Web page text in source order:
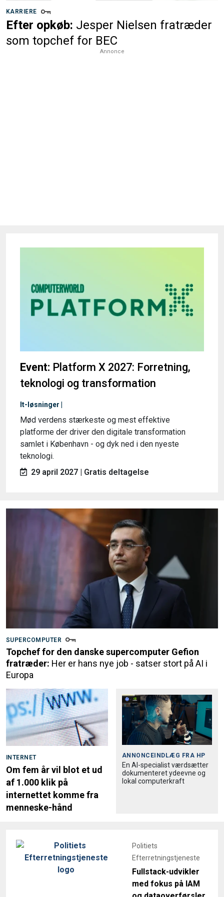
KARRIERE
Efter opkøb: Jesper Nielsen fratræder
som topchef for BEC
Annonce
Event: Platform X 2027: Forretning,
teknologi og transformation
It-løsninger |
Mød verdens stærkeste og mest effektive
platforme der driver den digitale transformation
samlet i København - og dyk ned i den nyeste
teknologi.
29 april 2027 | Gratis deltagelse
SUPERCOMPUTER
Topchef for den danske supercomputer Gefion
fratræder: Her er hans nye job - satser stort på AI i
Europa
INTERNET
Om fem år vil blot et ud
af 1.000 klik på
internettet komme fra
menneske-hånd
ANNONCEINDLÆG FRA HP
En AI-specialist værdsætter
dokumenteret ydeevne og
lokal computerkraft
Politiets
Efterretningstjeneste
Fullstack-udvikler
med fokus på IAM